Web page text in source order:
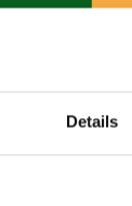
Details